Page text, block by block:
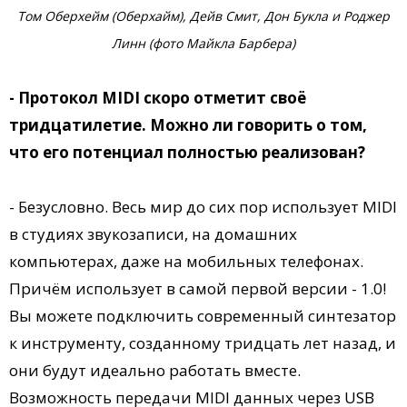
Том Оберхейм (Оберхайм), Дейв Смит, Дон Букла и Роджер
Линн (фото Майкла Барбера)
- Протокол MIDI скоро отметит своё
тридцатилетие. Можно ли говорить о том,
что его потенциал полностью реализован?
- Безусловно. Весь мир до сих пор использует MIDI
в студиях звукозаписи, на домашних
компьютерах, даже на мобильных телефонах.
Причём использует в самой первой версии - 1.0!
Вы можете подключить современный синтезатор
к инструменту, созданному тридцать лет назад, и
они будут идеально работать вместе.
Возможность передачи MIDI данных через USB